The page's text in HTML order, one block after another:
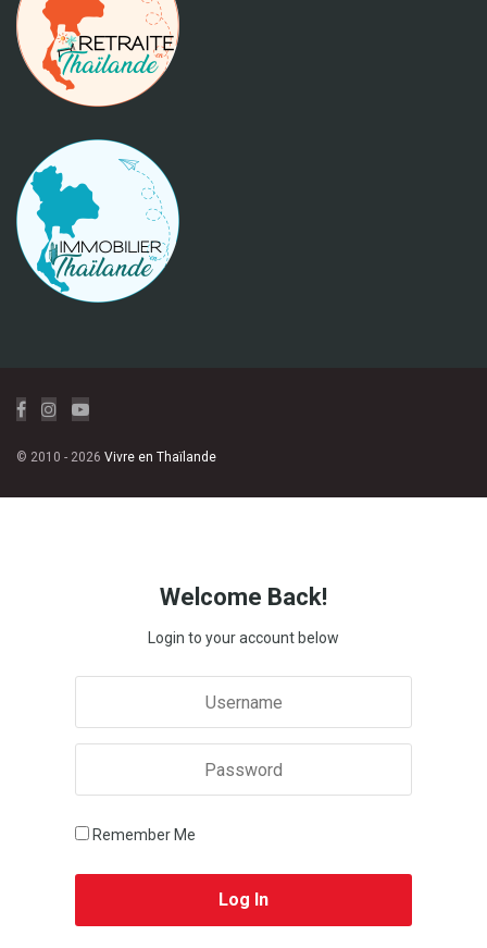
© 2010 - 2026 Vivre en Thaïlande
Welcome Back!
Login to your account below
Remember Me